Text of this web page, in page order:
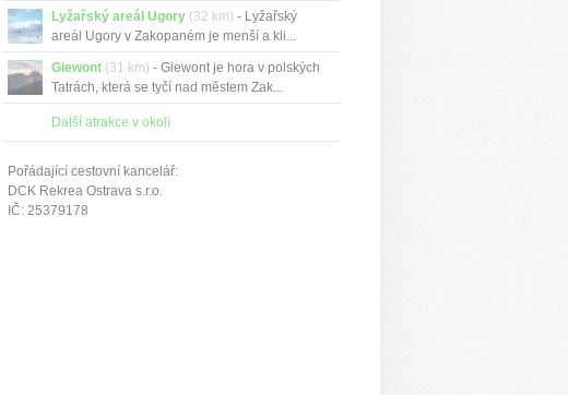
Lyžařský areál Ugory (32 km) - Lyžařský
areál Ugory v Zakopaném je menší a kli...
Giewont (31 km) - Giewont je hora v polských
Tatrách, která se tyčí nad městem Zak...
Další atrakce v okolí
Pořádající cestovní kancelář:
DCK Rekrea Ostrava s.r.o.
IČ: 25379178